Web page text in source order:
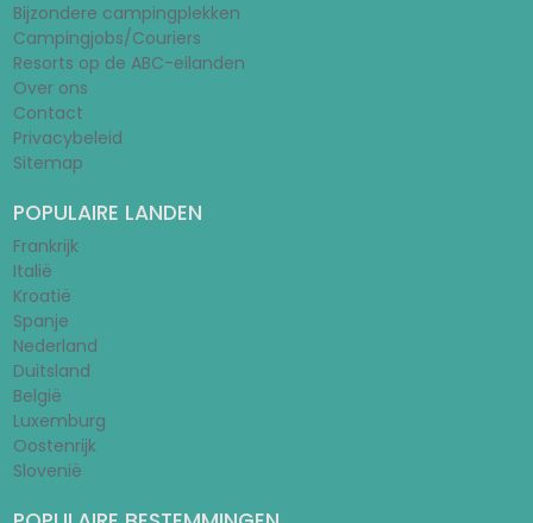
Bijzondere campingplekken
Campingjobs/Couriers
Resorts op de ABC-eilanden
Over ons
Contact
Privacybeleid
Sitemap
POPULAIRE LANDEN
Frankrijk
Italië
Kroatië
Spanje
Nederland
Duitsland
België
Luxemburg
Oostenrijk
Slovenië